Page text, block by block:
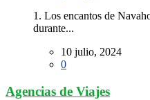
1. Los encantos de
durante...
10 julio, 2024
0
Agencias de Viajes